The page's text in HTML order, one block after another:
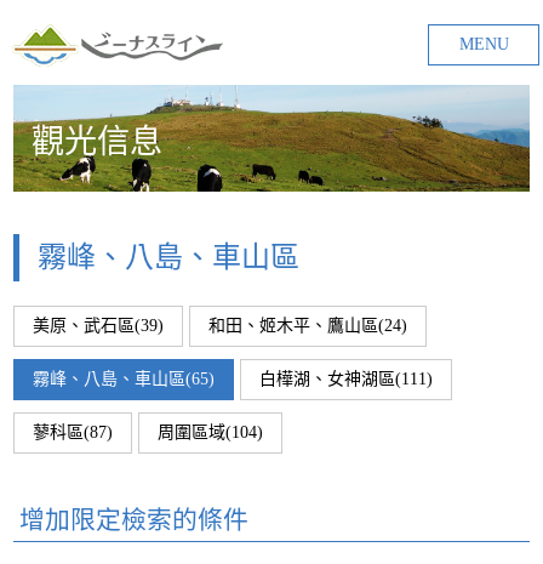
MENU
觀光信息
霧峰、八島、車山區
美原、武石區(39) 和田、姬木平、鷹山區(24)
霧峰、八島、車山區(65) 白樺湖、女神湖區(111)
蓼科區(87) 周圍區域(104)
增加限定檢索的條件